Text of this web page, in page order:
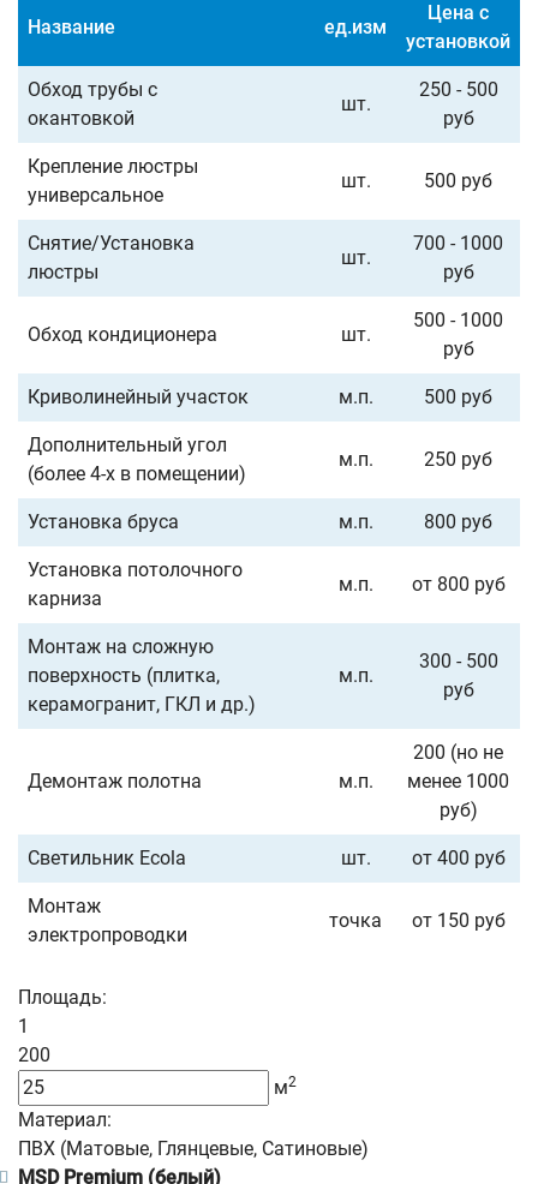
Название ед.изм
Цена с
установкой
Обход трубы с
окантовкой
шт.
250 - 500
руб
Крепление люстры
универсальное
шт. 500 руб
Снятие/Установка
люстры
шт.
700 - 1000
руб
Обход кондиционера шт.
500 - 1000
руб
Криволинейный участок м.п. 500 руб
Дополнительный угол
(более 4-х в помещении)
м.п. 250 руб
Установка бруса м.п. 800 руб
Установка потолочного
карниза
м.п. от 800 руб
Монтаж на сложную
поверхность (плитка,
керамогранит, ГКЛ и др.)
м.п.
300 - 500
руб
Демонтаж полотна м.п.
200 (но не
менее 1000
руб)
Светильник Ecola шт. от 400 руб
Монтаж
электропроводки
точка от 150 руб
Площадь:
1
200
м2
Материал:
ПВХ (Матовые, Глянцевые, Сатиновые)
MSD Premium (белый)